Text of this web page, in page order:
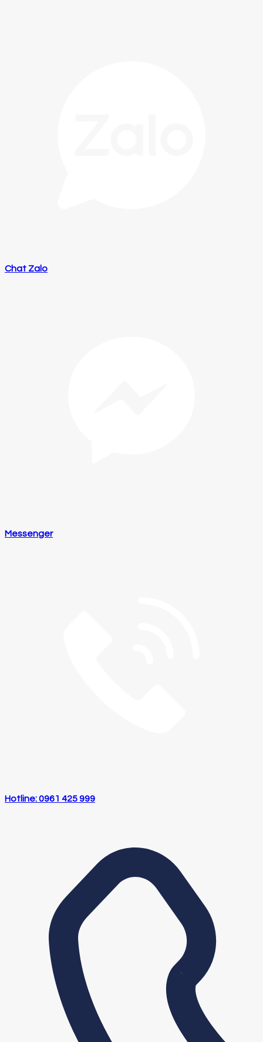
Chat Zalo
Messenger
Hotline: 0961 425 999